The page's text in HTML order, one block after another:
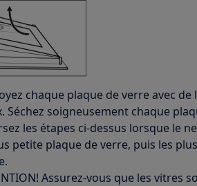
chaque plaque de verre avec
Séchez soigneusement chaque
les étapes ci-dessus lorsque le
petite plaque de verre, puis les
Assurez-vous que les vitres